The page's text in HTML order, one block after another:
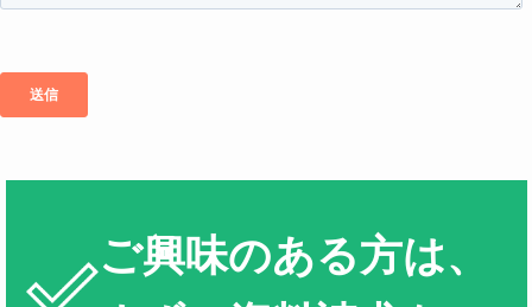
ご興味のある方は、